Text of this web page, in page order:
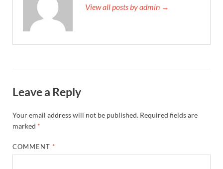
View all posts by admin →
Leave a Reply
Your email address will not be published. Required fields are
marked *
COMMENT *